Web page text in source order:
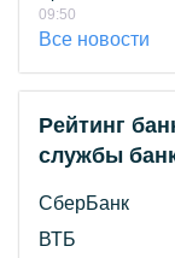
09:50
Все новости
Рейтинг
службы
СберБанк
ВТБ